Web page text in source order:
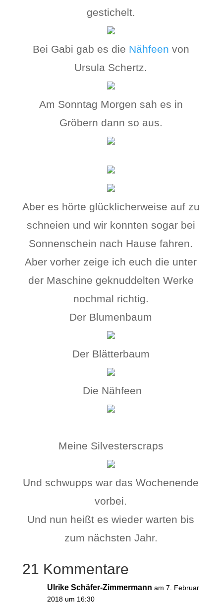
gestichelt.
Bei Gabi gab es die Nähfeen von
Ursula Schertz.
Am Sonntag Morgen sah es in
Gröbern dann so aus.
Aber es hörte glücklicherweise auf zu
schneien und wir konnten sogar bei
Sonnenschein nach Hause fahren.
Aber vorher zeige ich euch die unter
der Maschine geknuddelten Werke
nochmal richtig.
Der Blumenbaum
Der Blätterbaum
Die Nähfeen
Meine Silvesterscraps
Und schwupps war das Wochenende
vorbei.
Und nun heißt es wieder warten bis
zum nächsten Jahr.
21 Kommentare
Ulrike Schäfer-Zimmermann am 7. Februar
2018 um 16:30